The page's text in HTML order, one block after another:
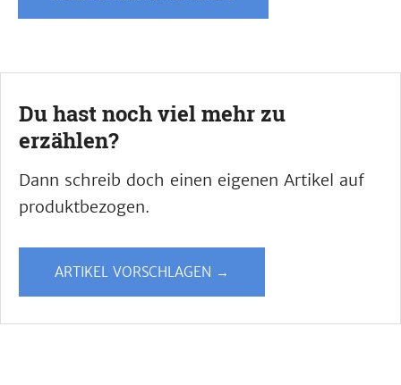
Du hast noch viel mehr zu
erzählen?
Dann schreib doch einen eigenen Artikel auf
produktbezogen.
ARTIKEL VORSCHLAGEN →